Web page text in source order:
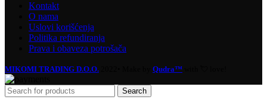
Kontakt
O nama
Uslovi korišćenja
Politika refundiranja
Prava i obaveza potrošača
MIKOMI TRADING D.O.O. Qudra™
Search